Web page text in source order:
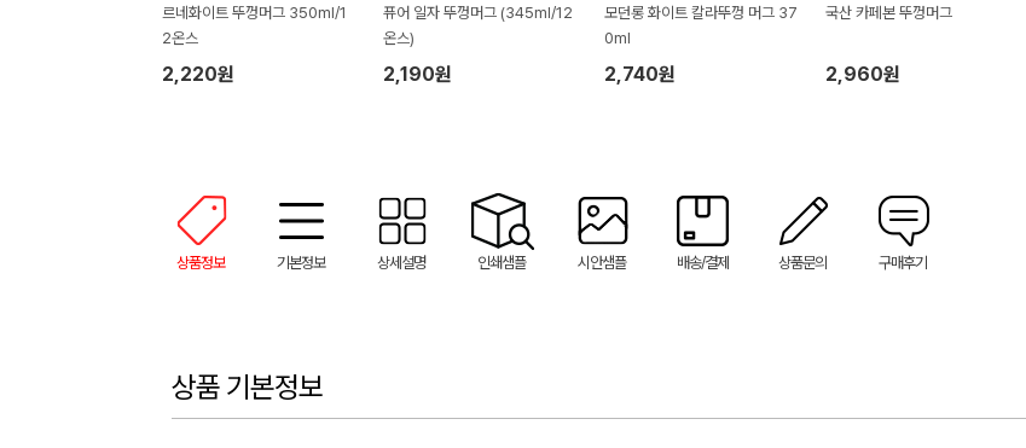
르네화이트 뚜껑머그 350ml/1
2온스
2,220원
퓨어 일자 뚜껑머그 (345ml/12
온스)
2,190원
모던롱 화이트 칼라뚜껑 머그 37
0ml
2,740원
국산 카페본 뚜껑머그
2,960원
상품정보 기본정보 상세설명 인쇄샘플 시안샘플 배송/결제 상품문의 구매후기
상품 기본정보